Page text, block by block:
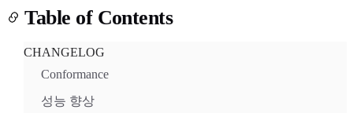
Table of Contents
CHANGELOG
Conformance
성능 향상